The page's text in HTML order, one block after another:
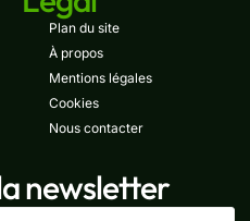
Plan du site
À propos
Mentions légales
Cookies
Nous contacter
newsletter